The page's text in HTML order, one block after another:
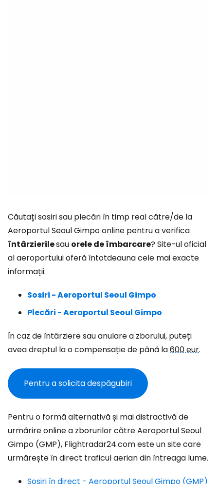
Căutați sosiri sau plecări în timp real către/de la
Aeroportul Seoul Gimpo online pentru a verifica
întârzierilesau orele de îmbarcare? Site-ul oficial
al aeroportului oferă întotdeauna cele mai exacte
informații:
Sosiri - Aeroportul Seoul Gimpo
Plecări - Aeroportul Seoul Gimpo
În caz de întârziere sau anulare a zborului, puteți
avea dreptul la o compensație de până la600 eur.
Pentru a solicita despăgubiri
Pentru o formă alternativă și mai distractivă de
urmărire online a zborurilor către Aeroportul Seoul
Gimpo (GMP), Flightradar24.com este un site care
urmărește în direct traficul aerian din întreaga lume.
Sosiri în direct - Aeroportul Seoul Gimpo (GMP)